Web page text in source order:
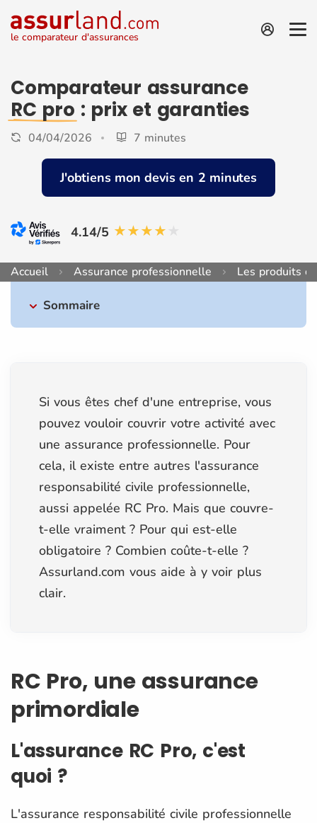
le comparateur d'assurances
Comparateur assurance
RC pro : prix et garanties
04/04/2026 7 minutes
J'obtiens mon devis en 2 minutes
4.14/5
Accueil Assurance professionnelle Les produits
Sommaire
Si vous êtes chef d'une entreprise, vous
pouvez vouloir couvrir votre activité avec
une assurance professionnelle. Pour
cela, il existe entre autres l'assurance
responsabilité civile professionnelle,
aussi appelée RC Pro. Mais que couvre-
t-elle vraiment ? Pour qui est-elle
obligatoire ? Combien coûte-t-elle ?
Assurland.com vous aide à y voir plus
clair.
RC Pro, une assurance
primordiale
L'assurance RC Pro, c'est
quoi ?
L'assurance responsabilité civile professionnelle